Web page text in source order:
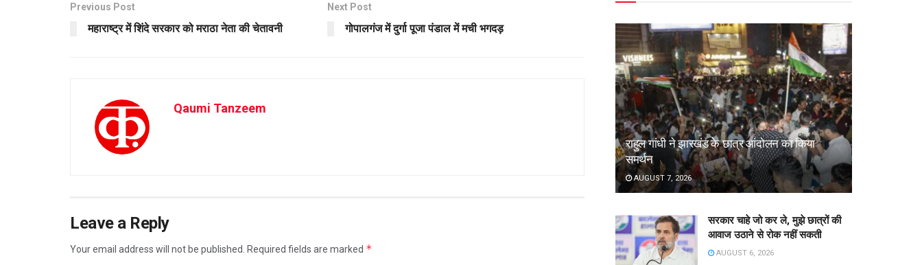
Previous Post
महाराष्ट्र में शिंदे सरकार को मराठा नेता की चेतावनी
Next Post
गोपालगंज में दुर्गा पूजा पंडाल में मची भगदड़
Qaumi Tanzeem
Leave a Reply
Your email address will not be published. Required fields are marked *
राहुल गांधी ने झारखंड के छात्र आंदोलन का किया
समर्थन
AUGUST 7, 2026
सरकार चाहे जो कर ले, मुझे छात्रों की
आवाज उठाने से रोक नहीं सकती
AUGUST 6, 2026